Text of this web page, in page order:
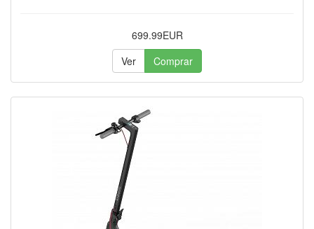
699.99EUR
Ver
Comprar